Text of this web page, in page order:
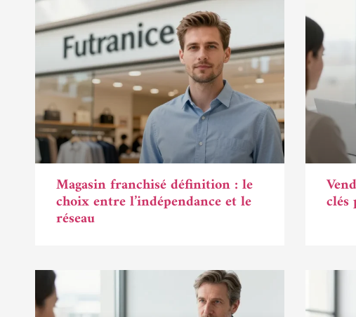
Magasin franchisé définition : le
choix entre l’indépendance et le
réseau